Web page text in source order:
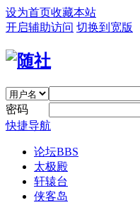
设为首页收藏本站
开启辅助访问 切换到宽版
密码
快捷导航
论坛BBS
太极殿
轩辕台
侠客岛